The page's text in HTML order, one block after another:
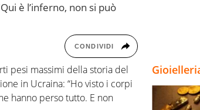
è l’inferno, non si può
CONDIVIDI
pesi massimi della storia del
in Ucraina: “Ho visto i corpi
hanno perso tutto. E non